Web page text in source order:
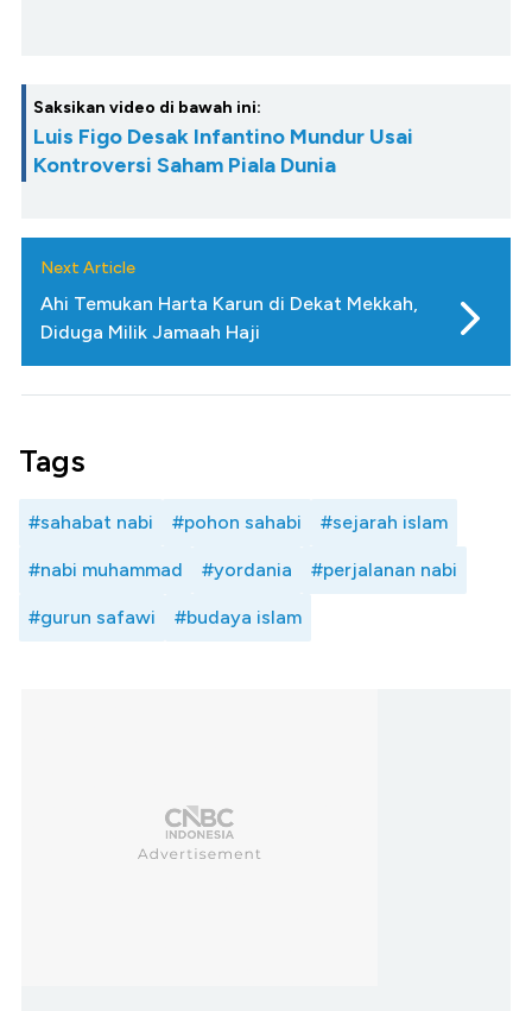
Saksikan video di bawah ini:
Luis Figo Desak Infantino Mundur Usai
Kontroversi Saham Piala Dunia
Next Article
Ahi Temukan Harta Karun di Dekat Mekkah,
Diduga Milik Jamaah Haji
Tags
#sahabat nabi #pohon sahabi #sejarah islam
#nabi muhammad #yordania #perjalanan nabi
#gurun safawi #budaya islam